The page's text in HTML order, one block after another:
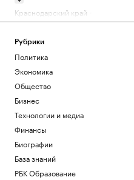
Краснодарский край
Эксперты объяснили, почему
РАДИО
Недвижимость
Пашинян заявил о понимании
невозможности членства сразу
ЕАЭС
Политика
Иран предложил запретить
судов США через Ормузский
Политика
Корпоративный налог в ОАЭ:
повторить фатальные ошибки
года
Рубрики
Политика
Экономика
Общество
Бизнес
Технологии и медиа
Финансы
Биографии
База знаний
РБК Образование